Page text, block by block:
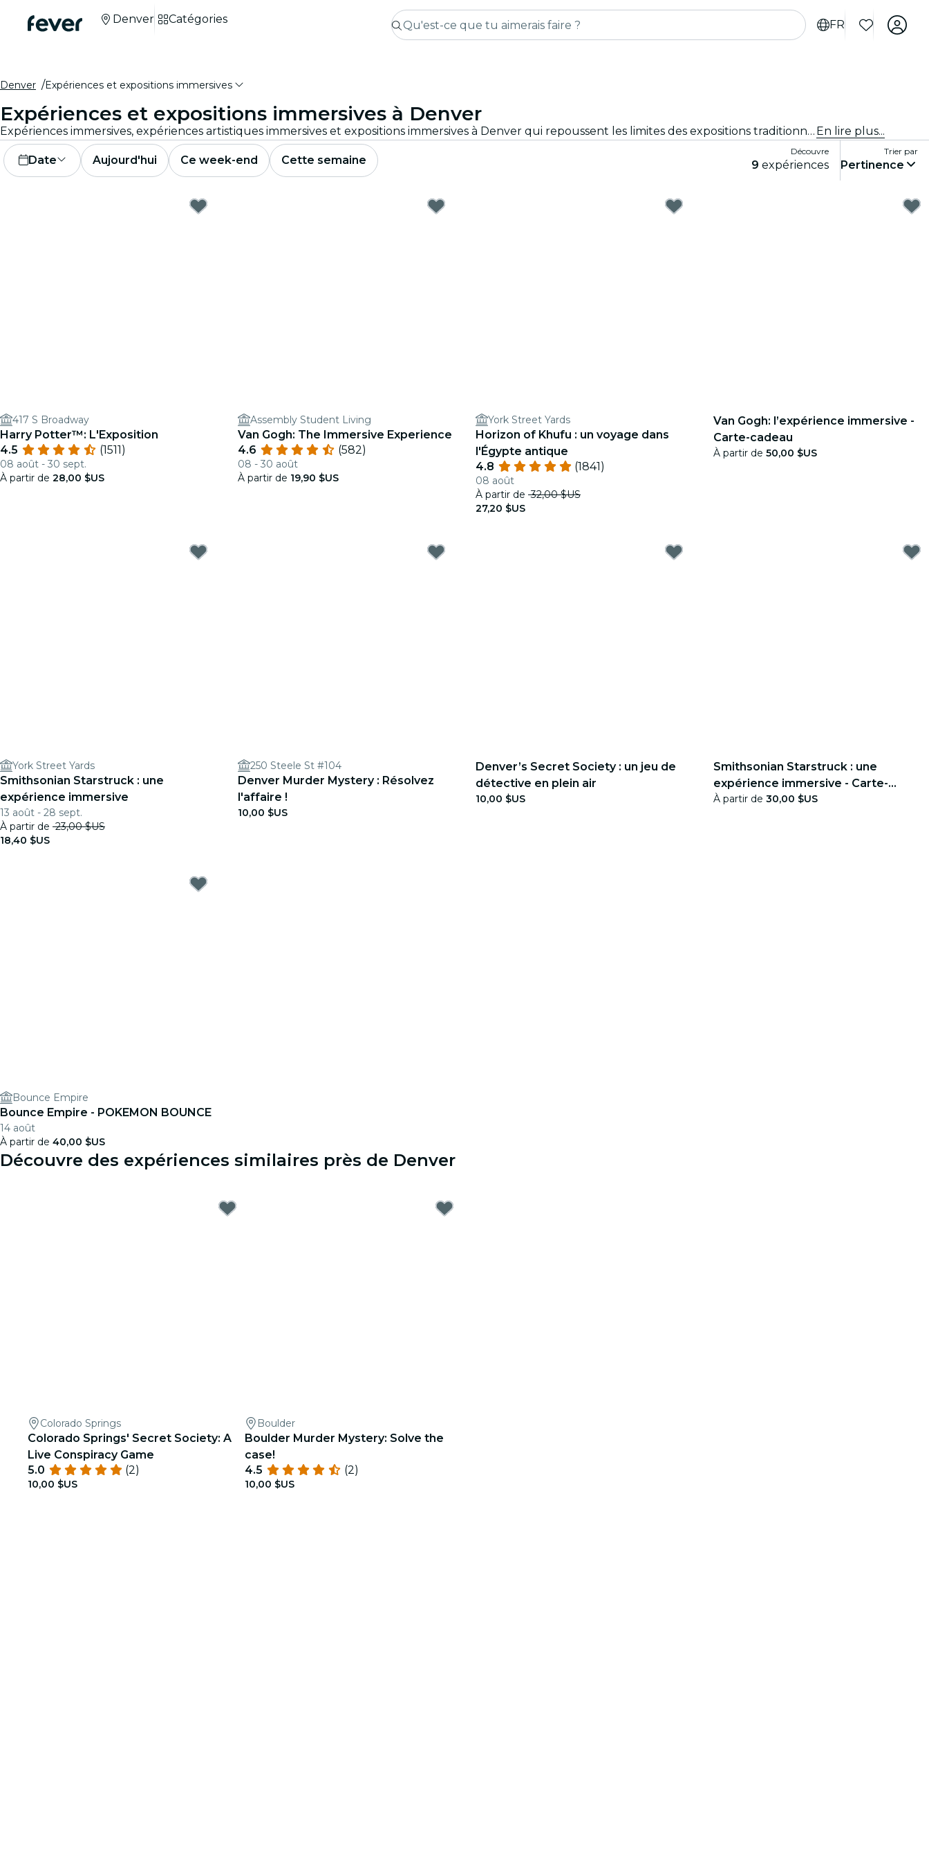
FR
Denver Catégories
Denver Expériences et expositions immersives
Expériences et expositions immersives à Denver
Expériences immersives, expériences artistiques immersives et expositions immersives à Denver qui repoussent les limites des expositions traditionnelles grâce à une technologie de pointe. En lire plus...
Date Aujourd'hui Ce week-end Cette semaine
Découvre
9 expériences
Trier par
Pertinence
417 S Broadway
Harry Potter™: L'Exposition
4.5
(1511)
08 août - 30 sept.
À partir de 28,00 $US
Assembly Student Living
Van Gogh: The Immersive Experience
4.6
(582)
08 - 30 août
À partir de 19,90 $US
York Street Yards
Horizon of Khufu : un voyage dans
l'Égypte antique
4.8
(1841)
08 août
À partir de 32,00 $US
27,20 $US
Van Gogh: l’expérience immersive -
Carte-cadeau
À partir de 50,00 $US
York Street Yards
Smithsonian Starstruck : une
expérience immersive
13 août - 28 sept.
À partir de 23,00 $US
18,40 $US
250 Steele St #104
Denver Murder Mystery : Résolvez
l'affaire !
10,00 $US
Denver’s Secret Society : un jeu de
détective en plein air
10,00 $US
Smithsonian Starstruck : une
expérience immersive - Carte-
cadeau
À partir de 30,00 $US
Bounce Empire
Bounce Empire - POKEMON BOUNCE
14 août
À partir de 40,00 $US
Découvre des expériences similaires près de Denver
Colorado Springs
Colorado Springs' Secret Society: A
Live Conspiracy Game
5.0
(2)
10,00 $US
Boulder
Boulder Murder Mystery: Solve the
case!
4.5
(2)
10,00 $US